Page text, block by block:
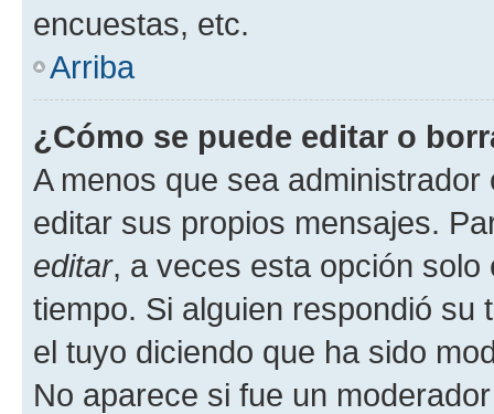
encuestas, etc.
Arriba
¿Cómo se puede editar o
A menos que sea
editar sus propios mensajes.
editar, a veces esta opción
tiempo. Si alguien respondió
el tuyo diciendo que ha sido
No aparece si fue un